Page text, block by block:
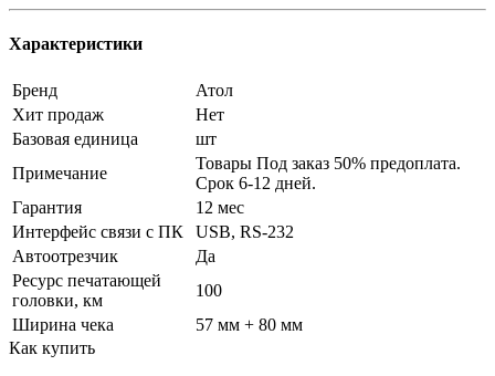
Характеристики
Бренд
Атол
Хит продаж
Нет
Базовая единица
шт
Примечание
Товары Под заказ 50% предоплата.
Срок 6-12 дней.
Гарантия
12 мес
Интерфейс связи с ПК
USB, RS-232
Автоотрезчик
Да
Ресурс печатающей
головки, км
100
Ширина чека
57 мм + 80 мм
Как купить